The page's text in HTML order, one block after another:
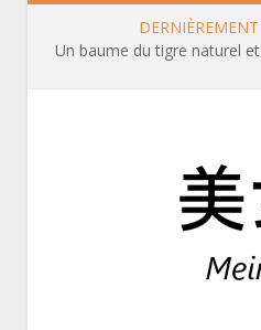
Un baume du tigre naturel